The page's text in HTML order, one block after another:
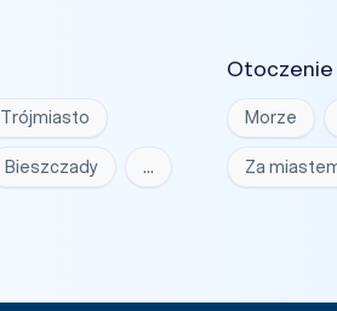
Trójmiasto
Bieszczady …
Otoczenie
Morze
Za